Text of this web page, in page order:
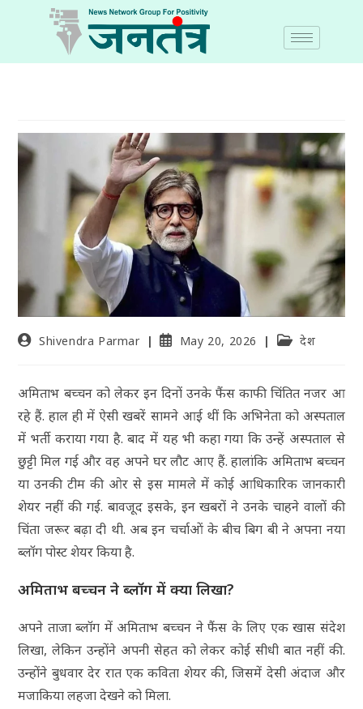
Shivendra Parmar May 20, 2026 देश
अमिताभ बच्चन को लेकर इन दिनों उनके फैंस काफी चिंतित नजर आ
रहे हैं. हाल ही में ऐसी खबरें सामने आई थीं कि अभिनेता को अस्पताल
में भर्ती कराया गया है. बाद में यह भी कहा गया कि उन्हें अस्पताल से
छुट्टी मिल गई और वह अपने घर लौट आए हैं. हालांकि अमिताभ बच्चन
या उनकी टीम की ओर से इस मामले में कोई आधिकारिक जानकारी
शेयर नहीं की गई. बावजूद इसके, इन खबरों ने उनके चाहने वालों की
चिंता जरूर बढ़ा दी थी. अब इन चर्चाओं के बीच बिग बी ने अपना नया
ब्लॉग पोस्ट शेयर किया है.
अमिताभ बच्चन ने ब्लॉग में क्या लिखा?
अपने ताजा ब्लॉग में अमिताभ बच्चन ने फैंस के लिए एक खास संदेश
लिखा, लेकिन उन्होंने अपनी सेहत को लेकर कोई सीधी बात नहीं की.
उन्होंने बुधवार देर रात एक कविता शेयर की, जिसमें देसी अंदाज और
मजाकिया लहजा देखने को मिला.